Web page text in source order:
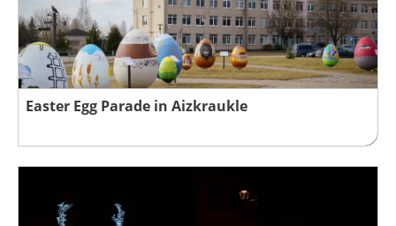
Easter Egg Parade in Aizkraukle